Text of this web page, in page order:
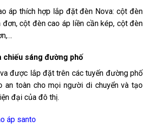
áp thích hợp lắp đặt đèn Nova: cột đèn
đơn, cột đèn cao áp liền cần kép, cột đèn
chiếu sáng đường phố
được lắp đặt trên các tuyến đường phố
an toàn cho mọi người di chuyển và tạo
đại của đô thị.
áp santo